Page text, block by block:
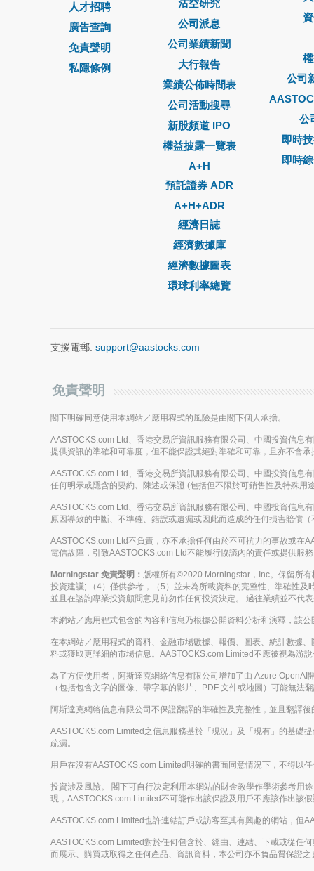
人才招聘
廣告查詢
免責聲明
私隱條例
沽空研究
公司派息
公司業績新聞
大行報告
業績公佈時間表
公司活動搜尋
新股頻道 IPO
權益披露一覽表
A+H
預託證券 ADR
A+H+ADR
經濟日誌
經濟數據庫
經濟數據圖表
環球利率總覽
公司
公
即時
即時
支援電郵: support@aastocks.com
免責聲明
閣下明確同意使用本網站／應用程式的風險是由閣下個人承擔。
AASTOCKS.com Ltd、香港交易所資訊服務有限公司、中國投資信息
提供資訊的準確和可靠度，但不能保證其絕對準確和可靠，且亦不會
AASTOCKS.com Ltd、香港交易所資訊服務有限公司、中國投資信息
任何明示或隱含的要約、陳述或保證 (包括但不限於可銷售性及特殊用
AASTOCKS.com Ltd、香港交易所資訊服務有限公司、中國投資信息
原因導致的中斷、不準確、錯誤或遺漏或因此而造成的任何損害賠償
AASTOCKS.com Ltd不負責，亦不承擔任何由於不可抗力的事故或在
電信故障，引致AASTOCKS.com Ltd不能履行協議內的責任或提供服
Morningstar 免責聲明： 版權所有©2020 Morningstar，Inc。保留所
投資建議; （4）僅供參考，（5）並未為所載資料的完整性、準確性
並且在諮詢專業投資顧問意見前勿作任何投資決定。 過往業績並不代
本網站／應用程式包含的內容和信息乃根據公開資料分析和演釋，該
在本網站／應用程式的資料、金融市場數據、報價、圖表、統計數據
料或獲取更詳細的市場信息。AASTOCKS.com Limited不應被視為游
為了方便使用者，阿斯達克網絡信息有限公司增加了由 Azure
（包括包含文字的圖像、帶字幕的影片、PDF 文件或地圖）可能無法
阿斯達克網絡信息有限公司不保證翻譯的準確性及完整性，並且翻譯
AASTOCKS.com Limited之信息服務基於「現況」及「現有」的基礎
疏漏。
用戶在沒有AASTOCKS.com Limited明確的書面同意情況下，不得以
投資涉及風險。 閣下可自行决定利用本網站的財金教學作學術參考用
現，AASTOCKS.com Limited不可能作出該保證及用戶不應該作出該
AASTOCKS.com Limited也許連結訂戶或訪客至其有興趣的網站，但
AASTOCKS.com Limited對於任何包含於、經由、連結、下載或從任
而展示、購買或取得之任何產品、資訊資料，本公司亦不負品質保證之